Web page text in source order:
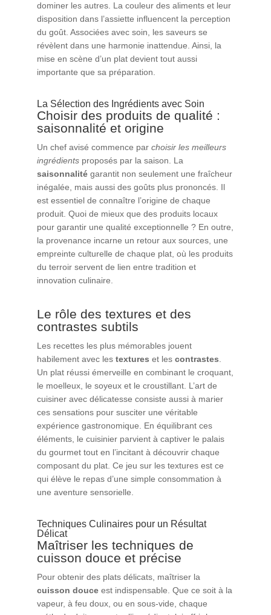
dominer les autres. La couleur des aliments et leur
disposition dans l’assiette influencent la perception
du goût. Associées avec soin, les saveurs se
révèlent dans une harmonie inattendue. Ainsi, la
mise en scène d’un plat devient tout aussi
importante que sa préparation.
La Sélection des Ingrédients avec Soin
Choisir des produits de qualité :
saisonnalité et origine
Un chef avisé commence par choisir les meilleurs
ingrédientsproposés par la saison. La
saisonnalitégarantit non seulement une fraîcheur
inégalée, mais aussi des goûts plus prononcés. Il
est essentiel de connaître l’origine de chaque
produit. Quoi de mieux que des produits locaux
pour garantir une qualité exceptionnelle ? En outre,
la provenance incarne un retour aux sources, une
empreinte culturelle de chaque plat, où les produits
du terroir servent de lien entre tradition et
innovation culinaire.
Le rôle des textures et des
contrastes subtils
Les recettes les plus mémorables jouent
habilement avec les textures et les contrastes.
Un plat réussi émerveille en combinant le croquant,
le moelleux, le soyeux et le croustillant. L’art de
cuisiner avec délicatesse consiste aussi à marier
ces sensations pour susciter une véritable
expérience gastronomique. En équilibrant ces
éléments, le cuisinier parvient à captiver le palais
du gourmet tout en l’incitant à découvrir chaque
composant du plat. Ce jeu sur les textures est ce
qui élève le repas d’une simple consommation à
une aventure sensorielle.
Techniques Culinaires pour un Résultat
Délicat
Maîtriser les techniques de
cuisson douce et précise
Pour obtenir des plats délicats, maîtriser la
cuisson douceest indispensable. Que ce soit à la
vapeur, à feu doux, ou en sous-vide, chaque